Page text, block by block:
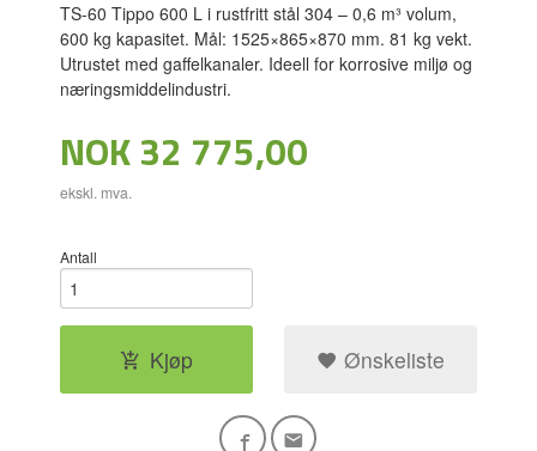
TS-60 Tippo 600 L i rustfritt stål 304 – 0,6 m³ volum,
600 kg kapasitet. Mål: 1525×865×870 mm. 81 kg vekt.
Utrustet med gaffelkanaler. Ideell for korrosive miljø og
næringsmiddelindustri.
Pris
NOK32 775,00
ekskl. mva.
Antall
Kjøp Ønskeliste